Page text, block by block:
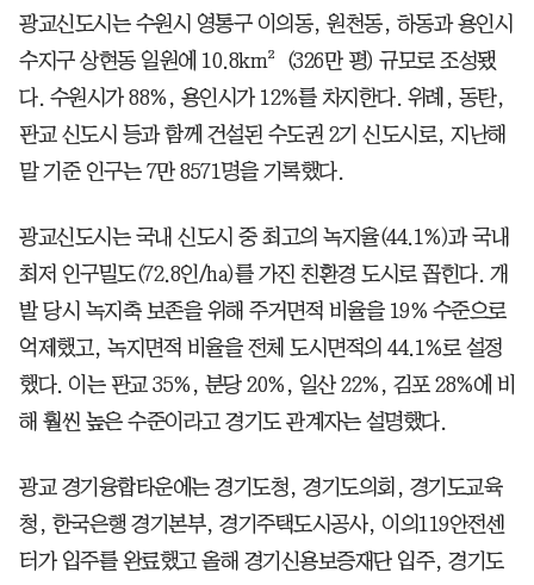
광교신도시는 수원시 영통구 이의동, 원천동, 하동과 용인시
수지구 상현동 일원에 10.8km²(326만 평) 규모로 조성됐
다. 수원시가 88%, 용인시가 12%를 차지한다. 위례, 동탄,
판교 신도시 등과 함께 건설된 수도권 2기 신도시로, 지난해
말 기준 인구는 7만 8571명을 기록했다.
광교신도시는 국내 신도시 중 최고의 녹지율(44.1%)과 국내
최저 인구밀도(72.8인/ha)를 가진 친환경 도시로 꼽힌다. 개
발 당시 녹지축 보존을 위해 주거면적 비율을 19% 수준으로
억제했고, 녹지면적 비율을 전체 도시면적의 44.1%로 설정
했다. 이는 판교 35%, 분당 20%, 일산 22%, 김포 28%에 비
해 훨씬 높은 수준이라고 경기도 관계자는 설명했다.
광교 경기융합타운에는 경기도청, 경기도의회, 경기도교육
청, 한국은행 경기본부, 경기주택도시공사, 이의119안전센
터가 입주를 완료했고 올해 경기신용보증재단 입주, 경기도